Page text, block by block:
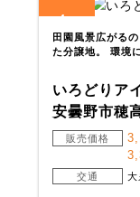
4
田園風景広がる
た分譲地。 環境
いろどりア
安曇野市穂
販売価格
交通
大